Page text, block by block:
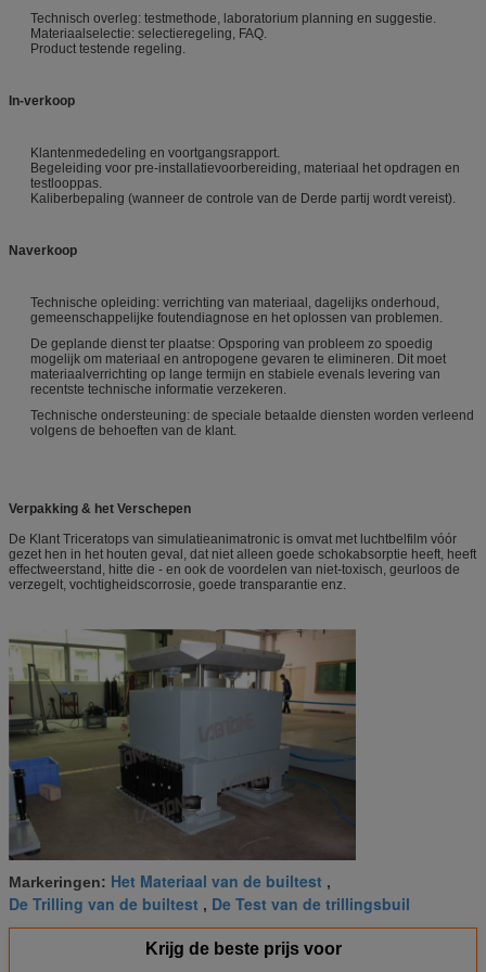
Technisch overleg: testmethode, laboratorium planning en suggestie.
Materiaalselectie: selectieregeling, FAQ.
Product testende regeling.
In-verkoop
Klantenmededeling en voortgangsrapport.
Begeleiding voor pre-installatievoorbereiding, materiaal het opdragen en
testlooppas.
Kaliberbepaling (wanneer de controle van de Derde partij wordt vereist).
Naverkoop
Technische opleiding: verrichting van materiaal, dagelijks onderhoud,
gemeenschappelijke foutendiagnose en het oplossen van problemen.
De geplande dienst ter plaatse: Opsporing van probleem zo spoedig
mogelijk om materiaal en antropogene gevaren te elimineren. Dit moet
materiaalverrichting op lange termijn en stabiele evenals levering van
recentste technische informatie verzekeren.
Technische ondersteuning: de speciale betaalde diensten worden verleend
volgens de behoeften van de klant.
Verpakking & het Verschepen
De Klant Triceratops van simulatieanimatronic is omvat met luchtbelfilm vóór
gezet hen in het houten geval, dat niet alleen goede schokabsorptie heeft, heeft
effectweerstand, hitte die - en ook de voordelen van niet-toxisch, geurloos de
verzegelt, vochtigheidscorrosie, goede transparantie enz.
Markeringen: Het Materiaal van de builtest ,
De Trilling van de builtest , De Test van de trillingsbuil
Krijg de beste prijs voor